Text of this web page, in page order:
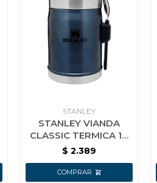
STANLEY
STANLEY VIANDA
CLASSIC TERMICA 14
OZ AZUL
$ 2.389